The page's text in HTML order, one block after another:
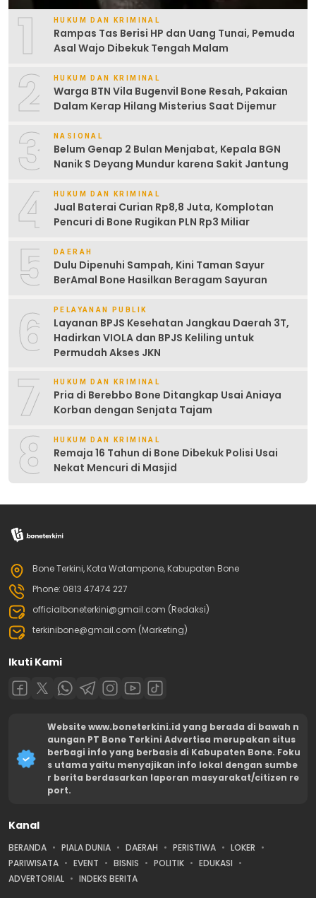
1 HUKUM DAN KRIMINAL
Rampas Tas Berisi HP dan Uang Tunai, Pemuda
Asal Wajo Dibekuk Tengah Malam
2 HUKUM DAN KRIMINAL
Warga BTN Vila Bugenvil Bone Resah, Pakaian
Dalam Kerap Hilang Misterius Saat Dijemur
3 NASIONAL
Belum Genap 2 Bulan Menjabat, Kepala BGN
Nanik S Deyang Mundur karena Sakit Jantung
4 HUKUM DAN KRIMINAL
Jual Baterai Curian Rp8,8 Juta, Komplotan
Pencuri di Bone Rugikan PLN Rp3 Miliar
5 DAERAH
Dulu Dipenuhi Sampah, Kini Taman Sayur
BerAmal Bone Hasilkan Beragam Sayuran
6 PELAYANAN PUBLIK
Layanan BPJS Kesehatan Jangkau Daerah 3T,
Hadirkan VIOLA dan BPJS Keliling untuk
Permudah Akses JKN
7 HUKUM DAN KRIMINAL
Pria di Berebbo Bone Ditangkap Usai Aniaya
Korban dengan Senjata Tajam
8 HUKUM DAN KRIMINAL
Remaja 16 Tahun di Bone Dibekuk Polisi Usai
Nekat Mencuri di Masjid
Bone Terkini, Kota Watampone, Kabupaten Bone
Phone: 0813 47474 227
officialboneterkini@gmail.com (Redaksi)
terkinibone@gmail.com (Marketing)
Ikuti Kami
Website www.boneterkini.id yang berada di bawah n
aungan PT Bone Terkini Advertisa merupakan situs
berbagi info yang berbasis di Kabupaten Bone. Foku
s utama yaitu menyajikan info lokal dengan sumbe
r berita berdasarkan laporan masyarakat/citizen re
port.
Kanal
BERANDA PIALA DUNIA DAERAH PERISTIWA
LOKER
PARIWISATA
EVENT BISNIS POLITIK
EDUKASI
ADVERTORIAL
INDEKS BERITA